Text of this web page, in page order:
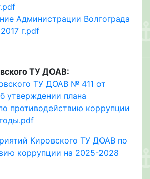
Администрации Волгограда
г.pdf
ТУ ДОАВ:
ТУ ДОАВ № 411 от
утверждении плана
противодействию коррупции
Кировского ТУ ДОАВ по
коррупции на 2025-2028